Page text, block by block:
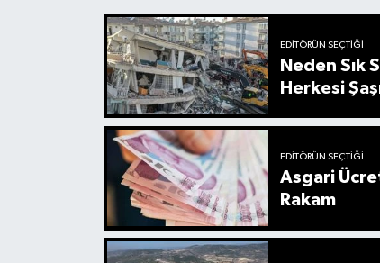
EDITÖRÜN SEÇTIĞI
Neden Sık
Herkesi
EDITÖRÜN SEÇTIĞI
Asgari
Rakam